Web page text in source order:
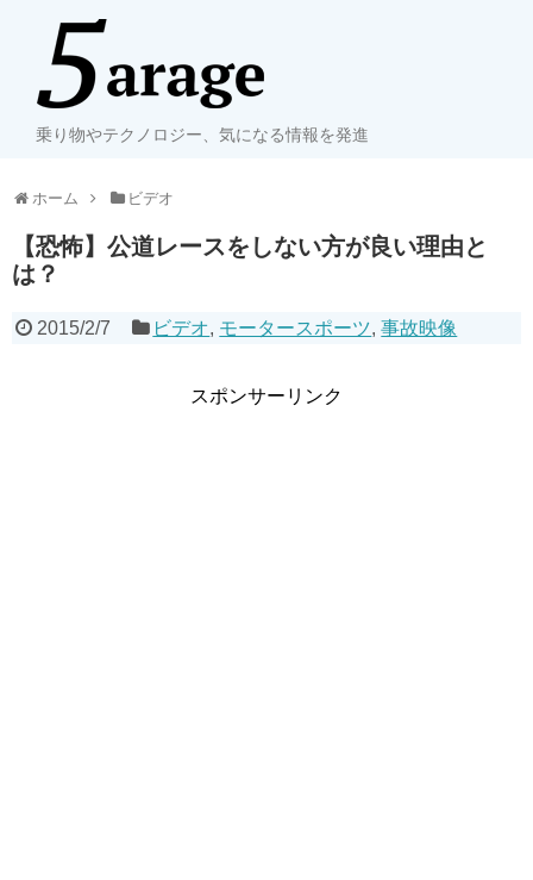
乗り物やテクノロジー、気になる情報を発進
ホーム ビデオ
【恐怖】公道レースをしない方が良い理由と
は？
2015/2/7 ビデオ, モータースポーツ,事故映像
スポンサーリンク